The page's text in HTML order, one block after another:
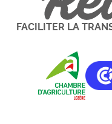
FACILITER LA